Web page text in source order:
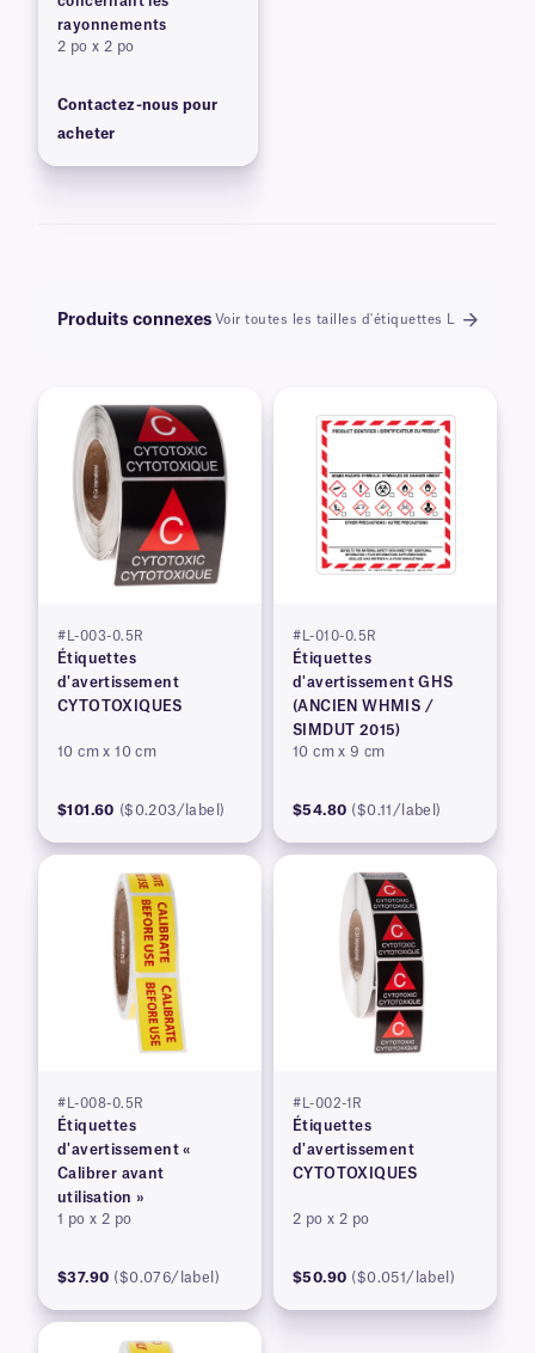
rayonnements
2 po x 2 po
Contactez-nous pour
acheter
Produits connexes Voir toutes les tailles d'étiquettes L
#L-003-0.5R
Étiquettes
d'avertissement
CYTOTOXIQUES
10 cm x 10 cm
$101.60 ($0.203/label)
#L-010-0.5R
Étiquettes
d'avertissement GHS
(ANCIEN WHMIS /
SIMDUT 2015)
10 cm x 9 cm
$54.80 ($0.11/label)
#L-008-0.5R
Étiquettes
d'avertissement «
Calibrer avant
utilisation »
1 po x 2 po
$37.90 ($0.076/label)
#L-002-1R
Étiquettes
d'avertissement
CYTOTOXIQUES
2 po x 2 po
$50.90 ($0.051/label)